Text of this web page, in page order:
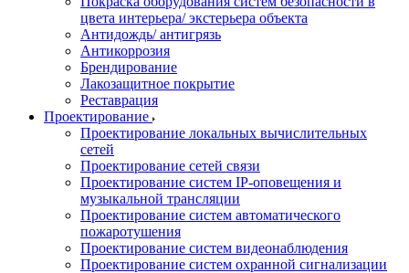
цвета интерьера/ экстерьера объекта
Антидождь/ антигрязь
Антикоррозия
Брендирование
Лакозащитное покрытие
Реставрация
Проектирование
Проектирование локальных вычислительных
сетей
Проектирование сетей связи
Проектирование систем IP-оповещения и
музыкальной трансляции
Проектирование систем автоматического
пожаротушения
Проектирование систем видеонаблюдения
Проектирование систем охранной сигнализации